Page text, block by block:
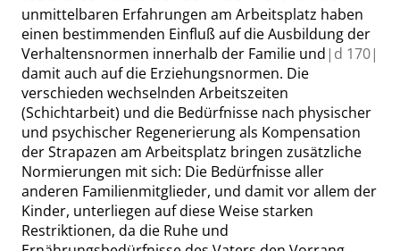
unmittelbaren Erfahrungen am Arbeitsplatz haben
einen bestimmenden Einfluß auf die Ausbildung der
Verhaltensnormen innerhalb der Familie und | d 170|
damit auch auf die Erziehungsnormen. Die
verschieden wechselnden Arbeitszeiten
(Schichtarbeit) und die Bedürfnisse nach physischer
und psychischer Regenerierung als Kompensation
der Strapazen am Arbeitsplatz bringen zusätzliche
Normierungen mit sich: Die Bedürfnisse aller
anderen Familienmitglieder, und damit vor allem der
Kinder, unterliegen auf diese Weise starken
Restriktionen, da die Ruhe und